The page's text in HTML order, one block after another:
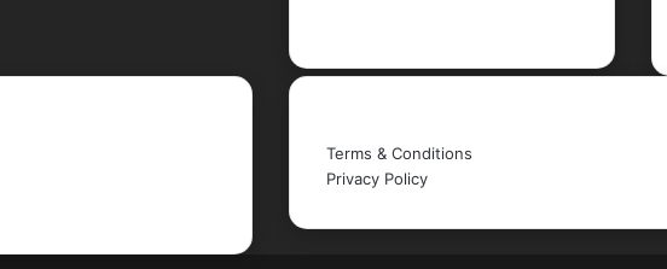
Terms & Conditions
Privacy Policy